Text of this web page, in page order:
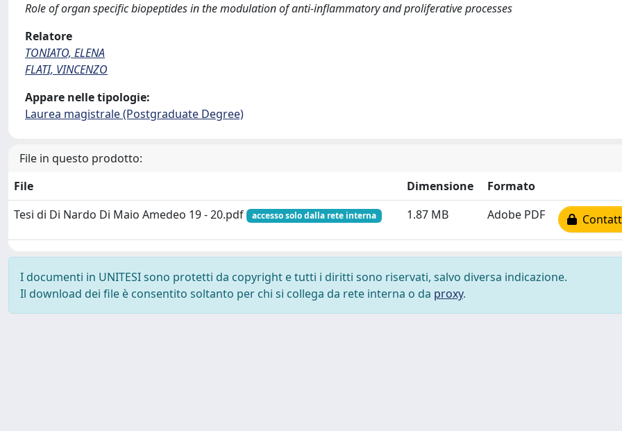
Role of organ specific biopeptides in the modulation of anti-inflammatory and proliferative processes
Relatore
TONIATO, ELENA
FLATI, VINCENZO
Appare nelle tipologie:
Laurea magistrale (Postgraduate Degree)
File in questo prodotto:
File
Dimensione
Formato
Tesi di Di Nardo Di Maio Amedeo 19 - 20.pdf
accesso solo dalla rete interna 1.87 MB Adobe PDF
I documenti in UNITESI sono protetti da copyright e tutti i diritti sono riservati, salvo diversa indicazione.
Il download dei file è consentito soltanto per chi si collega da rete interna o da proxy.